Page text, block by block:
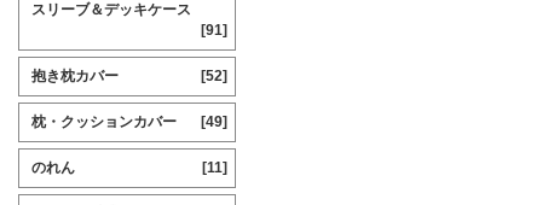
スリーブ＆デッキケース
[91]
抱き枕カバー [52]
枕・クッションカバー [49]
のれん [11]